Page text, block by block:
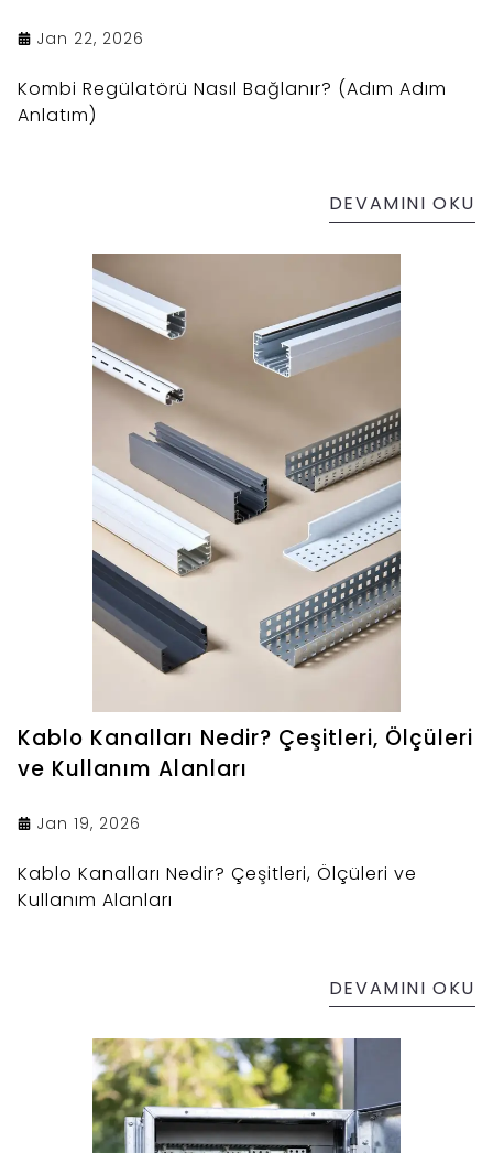
Jan 22, 2026
Kombi Regülatörü Nasıl Bağlanır? (Adım Adım
Anlatım)
DEVAMINI OKU
Kablo Kanalları Nedir? Çeşitleri, Ölçüleri
ve Kullanım Alanları
Jan 19, 2026
Kablo Kanalları Nedir? Çeşitleri, Ölçüleri ve
Kullanım Alanları
DEVAMINI OKU